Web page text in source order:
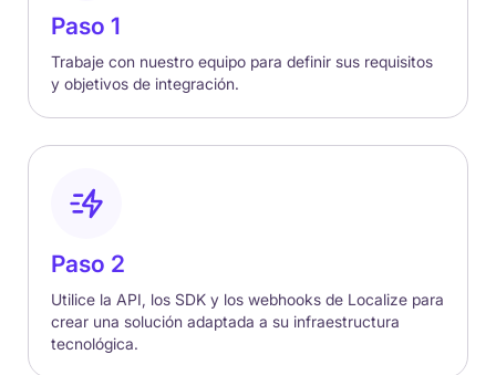
Paso 1
Trabaje con nuestro equipo para definir sus requisitos
y objetivos de integración.
Paso 2
Utilice la API, los SDK y los webhooks de Localize para
crear una solución adaptada a su infraestructura
tecnológica.